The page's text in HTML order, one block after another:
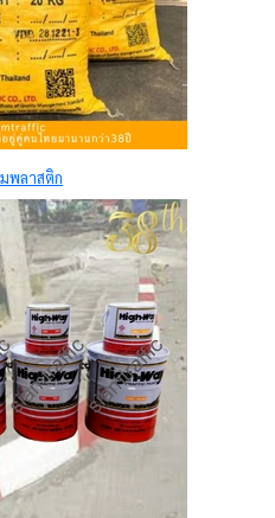
มพลาสติก